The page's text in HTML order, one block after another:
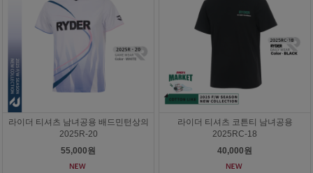
라이더 티셔츠 남녀공용 배드민턴상의
2025R-20
55,000원
라이더 티셔츠 코튼티 남녀공용
2025RC-18
40,000원